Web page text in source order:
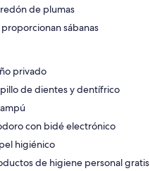
de plumas
proporcionan sábanas
privado
de dientes y dentífrico
con bidé electrónico
higiénico
de higiene personal gratis